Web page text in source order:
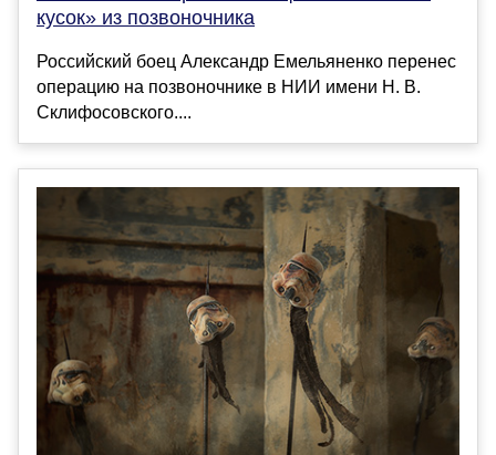
кусок» из позвоночника
Российский боец Александр Емельяненко перенес
операцию на позвоночнике в НИИ имени Н. В.
Склифосовского....